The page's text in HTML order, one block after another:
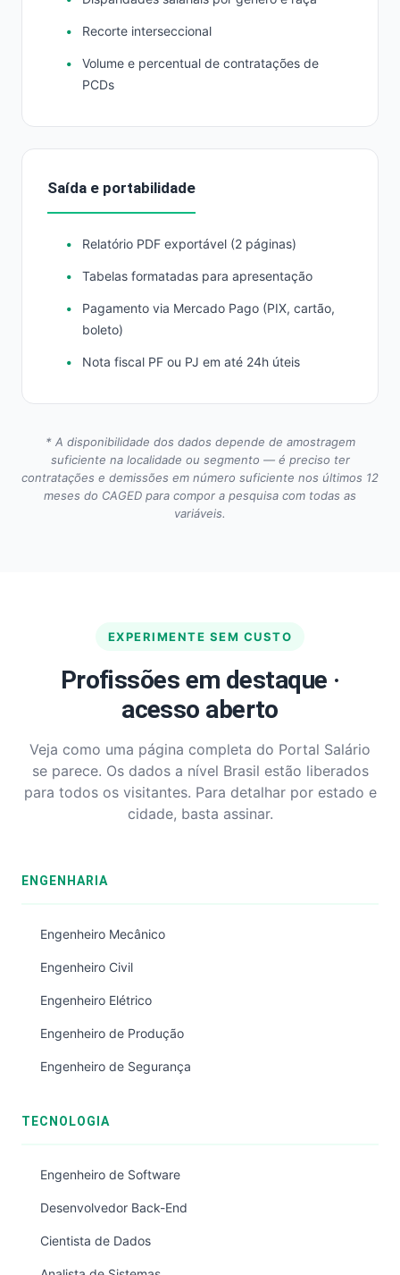
Recorte interseccional
Volume e percentual de contratações de
PCDs
Saída e portabilidade
Relatório PDF exportável (2 páginas)
Tabelas formatadas para apresentação
Pagamento via Mercado Pago (PIX, cartão,
boleto)
Nota fiscal PF ou PJ em até 24h úteis
* A disponibilidade dos dados depende de amostragem
suficiente na localidade ou segmento — é preciso ter
contratações e demissões em número suficiente nos últimos 12
meses do CAGED para compor a pesquisa com todas as
variáveis.
EXPERIMENTE SEM CUSTO
Profissões em destaque ·
acesso aberto
Veja como uma página completa do Portal Salário
se parece. Os dados a nível Brasil estão liberados
para todos os visitantes. Para detalhar por estado e
cidade, basta assinar.
ENGENHARIA
Engenheiro Mecânico
Engenheiro Civil
Engenheiro Elétrico
Engenheiro de Produção
Engenheiro de Segurança
TECNOLOGIA
Engenheiro de Software
Desenvolvedor Back-End
Cientista de Dados